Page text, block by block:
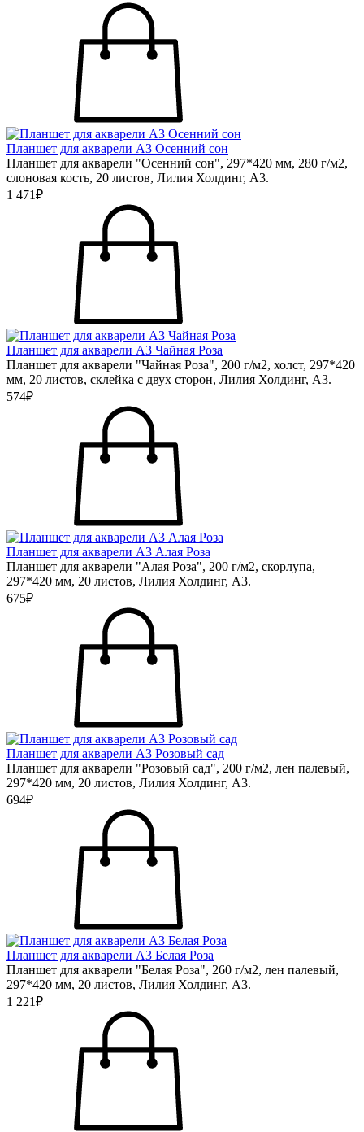
Планшет для акварели А3 Осенний сон
Планшет для акварели "Осенний сон", 297*420 мм, 280 г/м2,
слоновая кость, 20 листов, Лилия Холдинг, А3.
1 471₽
Планшет для акварели А3 Чайная Роза
Планшет для акварели "Чайная Роза", 200 г/м2, холст, 297*420
мм, 20 листов, склейка с двух сторон, Лилия Холдинг, А3.
574₽
Планшет для акварели А3 Алая Роза
Планшет для акварели "Алая Роза", 200 г/м2, скорлупа,
297*420 мм, 20 листов, Лилия Холдинг, А3.
675₽
Планшет для акварели А3 Розовый сад
Планшет для акварели "Розовый сад", 200 г/м2, лен палевый,
297*420 мм, 20 листов, Лилия Холдинг, А3.
694₽
Планшет для акварели А3 Белая Роза
Планшет для акварели "Белая Роза", 260 г/м2, лен палевый,
297*420 мм, 20 листов, Лилия Холдинг, А3.
1 221₽